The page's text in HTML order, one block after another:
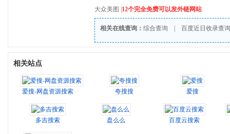
大众美图 12个完全免费可以发外链网站
相关在线查询： 综合查询 百度近日收录查询
相关站点
爱搜-网盘资源搜索 夸搜搜 爱搜
多吉搜索 盘么么 百度云搜索